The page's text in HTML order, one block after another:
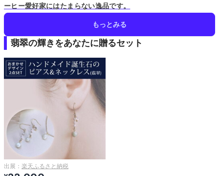
ーヒー愛好家にはたまらない逸品です。
もっとみる
翡翠の輝きをあなたに贈るセット
出展： 楽天ふるさと納税